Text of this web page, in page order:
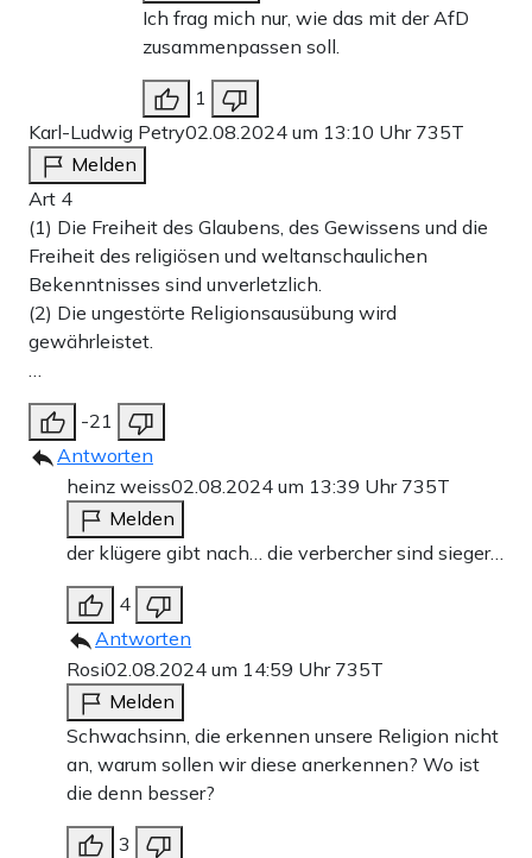
Ich frag mich nur, wie das mit der AfD
zusammenpassen soll.
1
Karl-Ludwig Petry02.08.2024 um 13:10 Uhr 735T
Melden
Art 4
(1) Die Freiheit des Glaubens, des Gewissens und die
Freiheit des religiösen und weltanschaulichen
Bekenntnisses sind unverletzlich.
(2) Die ungestörte Religionsausübung wird
gewährleistet.
…
-21
Antworten
heinz weiss02.08.2024 um 13:39 Uhr 735T
Melden
der klügere gibt nach… die verbercher sind sieger…
4
Antworten
Rosi02.08.2024 um 14:59 Uhr 735T
Melden
Schwachsinn, die erkennen unsere Religion nicht
an, warum sollen wir diese anerkennen? Wo ist
die denn besser?
3